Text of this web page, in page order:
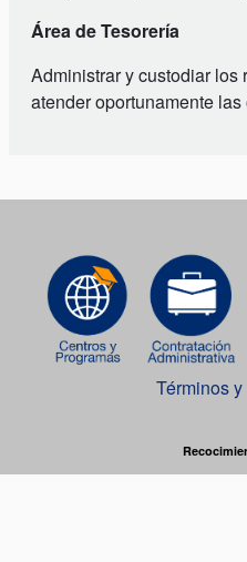
Área de Tesorería
Administrar y custodiar
atender oportunamente
Términos